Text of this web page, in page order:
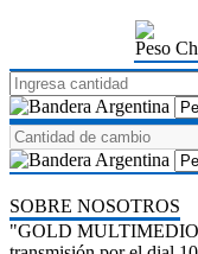
Peso
SOBRE NOSOTROS
"GOLD